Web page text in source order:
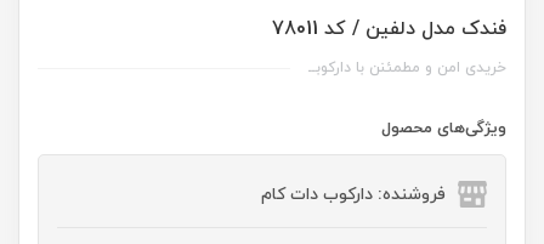
فندک مدل دلفین / کد 78011
خریدی امن و مطمئنن با دارکوبــ
ویژگی‌های محصول
فروشنده: دارکوب دات کام